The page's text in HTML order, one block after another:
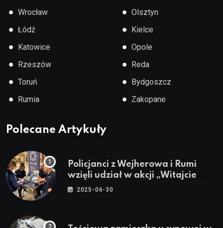
● Wrocław
● Łódź
● Katowice
● Rzeszów
● Toruń
● Rumia
● Olsztyn
● Kielce
● Opole
● Reda
● Bydgoszcz
● Zakopane
Polecane Artykuły
Policjanci z Wejherowa i Rumi
wzięli udział w akcji „Witajcie
Wakacje”
2025-06-30